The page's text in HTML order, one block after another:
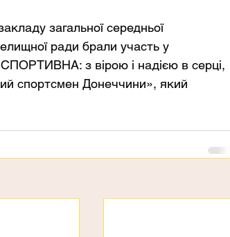
загальної середньої
ради брали участь у
з вірою і надією в серці,
спортсмен Донеччини», який